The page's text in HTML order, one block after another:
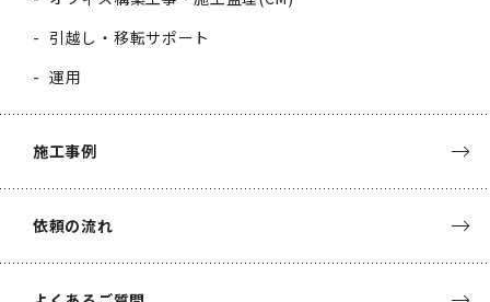
引越し・移転サポート
運用
施工事例
依頼の流れ